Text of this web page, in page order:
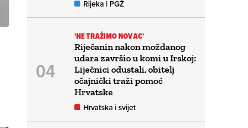
Rijeka i PGŽ
'NE TRAŽIMO NOVAC'
Riječanin nakon moždanog
udara završio u komi u Irskoj:
Liječnici odustali, obitelj
očajnički traži pomoć
Hrvatske
Hrvatska i svijet